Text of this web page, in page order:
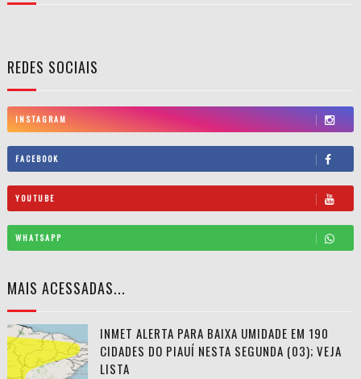
REDES SOCIAIS
INSTAGRAM
FACEBOOK
YOUTUBE
WHATSAPP
MAIS ACESSADAS...
INMET ALERTA PARA BAIXA UMIDADE EM 190
CIDADES DO PIAUÍ NESTA SEGUNDA (03); VEJA
LISTA